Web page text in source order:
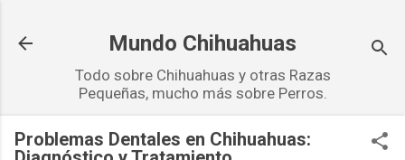
Mundo Chihuahuas
Todo sobre Chihuahuas y otras Razas
Pequeñas, mucho más sobre Perros.
Problemas Dentales en Chihuahuas: